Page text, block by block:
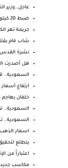
عاجل..وزير
ضبط 20 كيلو من مخدر الحشيش وسلاح ناري بحوزة عنصر إ...
جريمة تهز
شاب قام
نشرة القدس
هل أصدرت
السعودية..
ارتفاع
خلفان
السعودية..
السعودية..
اسعار الذهب في
يتطلع
اعتباراً من
مكاسب